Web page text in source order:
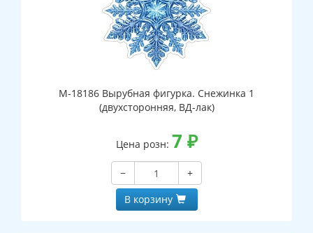
М-18186 Вырубная фигурка. Снежинка 1
(двухсторонняя, ВД-лак)
Цена розн: 7 ₽
−
+
В корзину